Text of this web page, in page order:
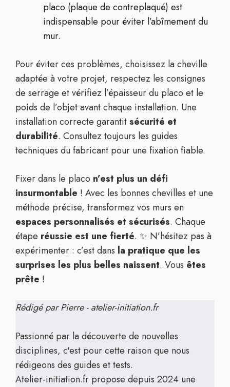
placo (plaque de contreplaqué) est
indispensable pour éviter l’abîmement du
mur.
Pour éviter ces problèmes, choisissez la cheville
adaptée à votre projet, respectez les consignes
de serrage et vérifiez l’épaisseur du placo et le
poids de l’objet avant chaque installation. Une
installation correcte garantitsécurité et
durabilité. Consultez toujours les guides
techniques du fabricant pour une fixation fiable.
Fixer dans le placo n’est plus un défi
insurmontable ! Avec les bonnes chevilles et une
méthode précise, transformez vos murs en
espaces personnalisés et sécurisés. Chaque
étape réussie est une fierté. ✨ N’hésitez pas à
expérimenter : c’est dans la pratique que les
surprises les plus belles naissent. Vous êtes
prête !
Rédigé par Pierre - atelier-initiation.fr
Passionné par la découverte de nouvelles
disciplines, c'est pour cette raison que nous
rédigeons des guides et tests.
Atelier-initiation.fr propose depuis 2024 une